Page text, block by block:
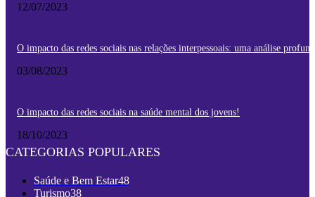
12/07/2023
O impacto das redes sociais nas relações interpessoais: uma análise
03/08/2023
O impacto das redes sociais na saúde mental dos jovens!
18/10/2023
CATEGORIAS POPULARES
Saúde e Bem Estar48
Turismo38